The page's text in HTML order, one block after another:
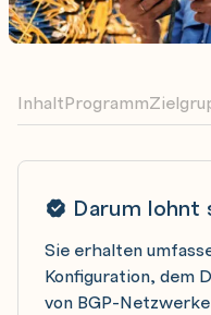
Darum lohnt
Sie erhalten
Konfiguration, dem
von BGP-
InhaltProgramm